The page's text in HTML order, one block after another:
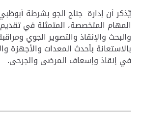
يّذكر أن إدارة جناح الجو بشرطة
المهام المتخصصة، المتمثلة في
والبحث والإنقاذ والتصوير الجوي
بالاستعانة بأحدث المعدات والأجهزة
في إنقاذ وإسعاف المرضى والجرحى.